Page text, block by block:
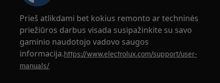
Prieš atlikdami bet kokius remonto ar techninės
priežiūros darbus visada susipažinkite su savo
gaminio naudotojo vadovo saugos
informacija.https://www.electrolux.com/support/user-
manuals/